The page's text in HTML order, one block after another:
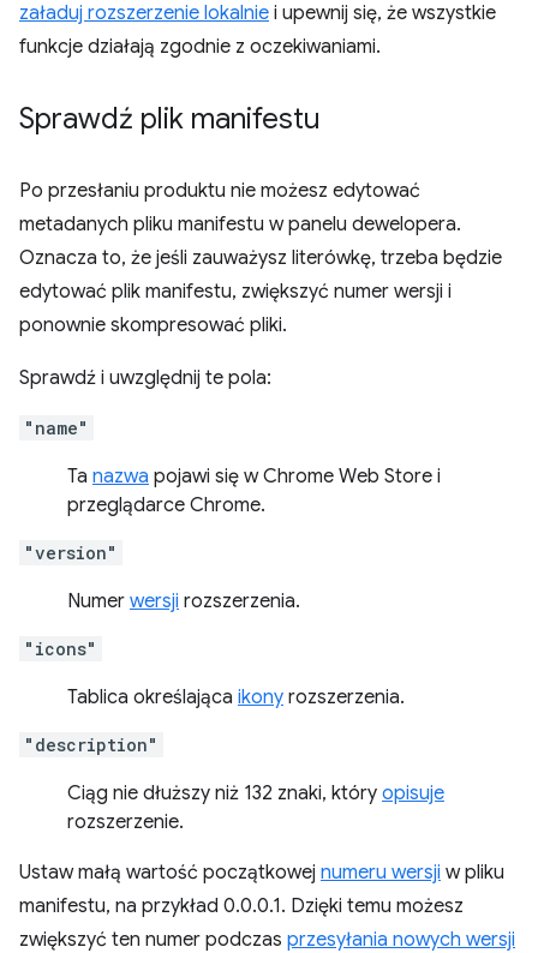
załaduj rozszerzenie lokalnie i upewnij się, że wszystkie
funkcje działają zgodnie z oczekiwaniami.
Sprawdź plik manifestu
Po przesłaniu produktu nie możesz edytować
metadanych pliku manifestu w panelu dewelopera.
Oznacza to, że jeśli zauważysz literówkę, trzeba będzie
edytować plik manifestu, zwiększyć numer wersji i
ponownie skompresować pliki.
Sprawdź i uwzględnij te pola:
"name"
Ta nazwa pojawi się w Chrome Web Store i
przeglądarce Chrome.
"version"
Numer wersji rozszerzenia.
"icons"
Tablica określająca ikony rozszerzenia.
"description"
Ciąg nie dłuższy niż 132 znaki, który opisuje
rozszerzenie.
Ustaw małą wartość początkowej numeru wersji w pliku
manifestu, na przykład 0.0.0.1. Dzięki temu możesz
zwiększyć ten numer podczas przesyłania nowych wersji